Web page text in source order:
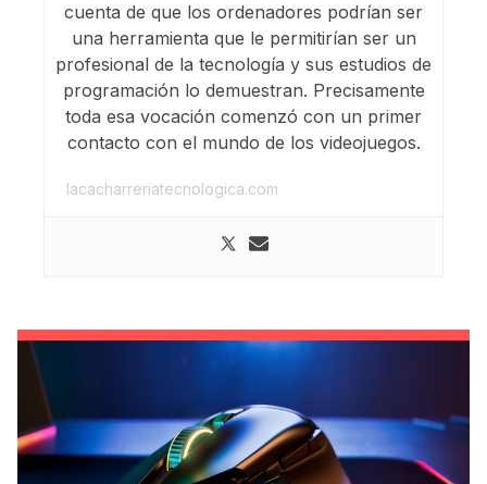
cuenta de que los ordenadores podrían ser
una herramienta que le permitirían ser un
profesional de la tecnología y sus estudios de
programación lo demuestran. Precisamente
toda esa vocación comenzó con un primer
contacto con el mundo de los videojuegos.
lacacharreriatecnologica.com